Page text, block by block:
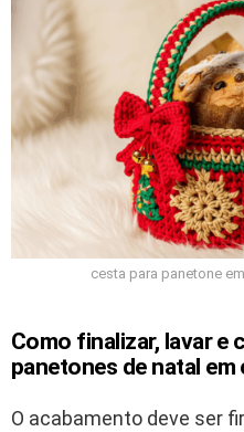
cesta para panetone
Como finalizar, lavar e
panetones de natal
O acabamento deve ser